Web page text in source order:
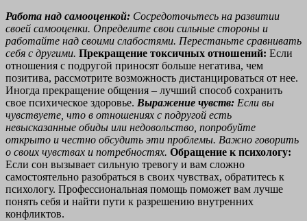
Работа над самооценкой: Сосредоточьтесь на развитии
своей самооценки. Определите свои сильные стороны и
работайте над своими слабостями. Перестаньте сравнивать
себя с другими. Прекращение токсичных отношений: Если
отношения с подругой приносят больше негатива, чем
позитива, рассмотрите возможность дистанцироваться от нее.
Иногда прекращение общения – лучший способ сохранить
свое психическое здоровье. Выражение чувств: Если вы
чувствуете, что в отношениях с подругой есть
невысказанные обиды или недовольство, попробуйте
открыто и честно обсудить эти проблемы. Важно говорить
о своих чувствах и потребностях. Обращение к психологу:
Если сон вызывает сильную тревогу и вам сложно
самостоятельно разобраться в своих чувствах, обратитесь к
психологу. Профессиональная помощь поможет вам лучше
понять себя и найти пути к разрешению внутренних
конфликтов.